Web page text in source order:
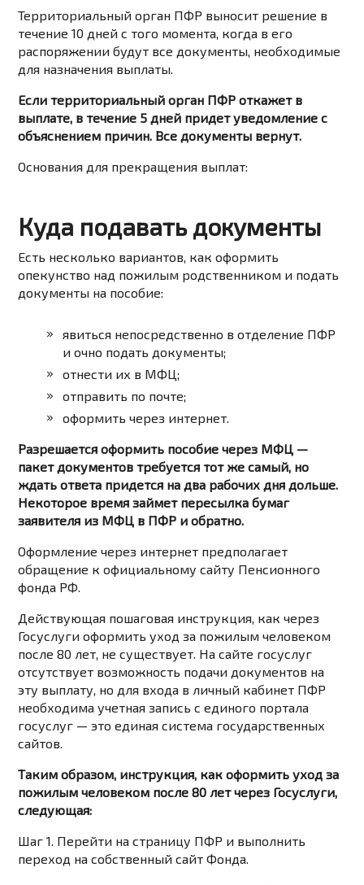
Территориальный орган ПФР выносит решение в
течение 10 дней с того момента, когда в его
распоряжении будут все документы, необходимые
для назначения выплаты.
Если территориальный орган ПФР откажет в
выплате, в течение 5 дней придет уведомление с
объяснением причин. Все документы вернут.
Основания для прекращения выплат:
Куда подавать документы
Есть несколько вариантов, как оформить
опекунство над пожилым родственником и подать
документы на пособие:
явиться непосредственно в отделение ПФР
и очно подать документы;
отнести их в МФЦ;
отправить по почте;
оформить через интернет.
Разрешается оформить пособие через МФЦ —
пакет документов требуется тот же самый, но
ждать ответа придется на два рабочих дня дольше.
Некоторое время займет пересылка бумаг
заявителя из МФЦ в ПФР и обратно.
Оформление через интернет предполагает
обращение к официальному сайту Пенсионного
фонда РФ.
Действующая пошаговая инструкция, как через
Госуслуги оформить уход за пожилым человеком
после 80 лет, не существует. На сайте госуслуг
отсутствует возможность подачи документов на
эту выплату, но для входа в личный кабинет ПФР
необходима учетная запись с единого портала
госуслуг — это единая система государственных
сайтов.
Таким образом, инструкция, как оформить уход за
пожилым человеком после 80 лет через Госуслуги,
следующая:
Шаг 1. Перейти на страницу ПФР и выполнить
переход на собственный сайт Фонда.